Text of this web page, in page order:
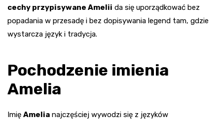
cechy przypisywane Amelii da się uporządkować bez
popadania w przesadę i bez dopisywania legend tam, gdzie
wystarcza język i tradycja.
Pochodzenie imienia
Amelia
Imię Amelia najczęściej wywodzi się z języków